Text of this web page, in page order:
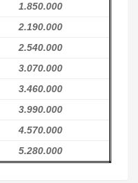
1.850.000
2.190.000
2.540.000
3.070.000
3.460.000
3.990.000
4.570.000
5.280.000